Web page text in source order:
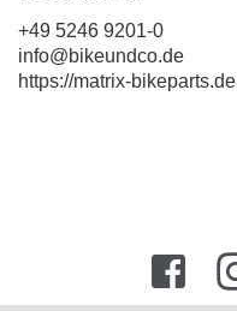
+49 5246 9201-0
info@bikeundco.de
https://matrix-bikeparts.de